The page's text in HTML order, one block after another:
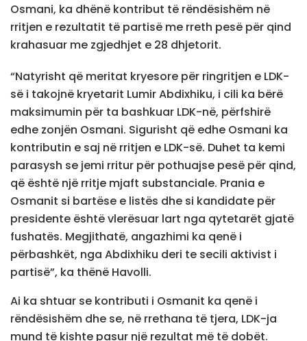
Osmani, ka dhënë kontribut të rëndësishëm në
rritjen e rezultatit të partisë me rreth pesë për qind
krahasuar me zgjedhjet e 28 dhjetorit.
“Natyrisht që meritat kryesore për ringritjen e LDK-
së i takojnë kryetarit Lumir Abdixhiku, i cili ka bërë
maksimumin për ta bashkuar LDK-në, përfshirë
edhe zonjën Osmani. Sigurisht që edhe Osmani ka
kontributin e saj në rritjen e LDK-së. Duhet ta kemi
parasysh se jemi rritur për pothuajse pesë për qind,
që është një rritje mjaft substanciale. Prania e
Osmanit si bartëse e listës dhe si kandidate për
presidente është vlerësuar lart nga qytetarët gjatë
fushatës. Megjithatë, angazhimi ka qenë i
përbashkët, nga Abdixhiku deri te secili aktivist i
partisë”, ka thënë Havolli.
Ai ka shtuar se kontributi i Osmanit ka qenë i
rëndësishëm dhe se, në rrethana të tjera, LDK-ja
mund të kishte pasur një rezultat më të dobët.